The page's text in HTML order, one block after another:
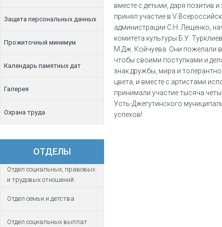
об имуществе и обязательствах
имущественного характера
Защита персональных данных
Прожиточный минимум
Календарь памятных дат
Галерея
Охрана труда
ОТДЕЛЫ
Отдел социальных, правовых
и трудовых отношений
Отдел семьи и детства
Отдел социальных выплат
вместе с детьми, даря позитив
принял участие в V
администрации С.Н. Лещенко,
комитета культуры Б.У.
М.Дж. Койчуева. Они пожелали
чтобы своими поступками и
знак дружбы, мира и
цвета, и вместе с артистами
принимали участие тысяча
Усть-Джегутинского
успехов!